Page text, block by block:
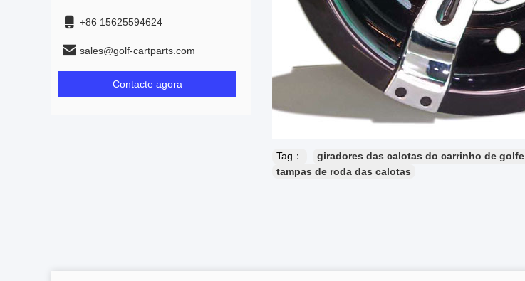
+86 15625594624
sales@golf-cartparts.com
Contacte agora
Tag： giradores das calotas do carrinho de golfe
tampas de roda das calotas